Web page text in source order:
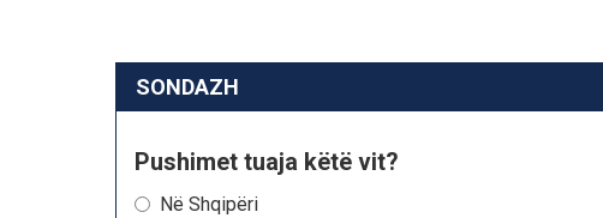
SONDAZH
Pushimet tuaja këtë vit?
Në Shqipëri